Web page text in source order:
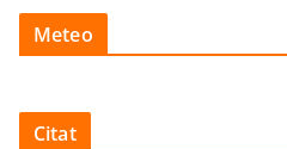
Meteo
Citat